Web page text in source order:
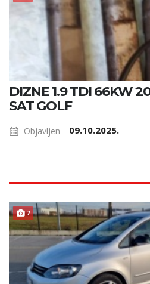
DIZNE 1.9 TDI 66KW
SAT GOLF
Objavljen 09.10.2025.
7